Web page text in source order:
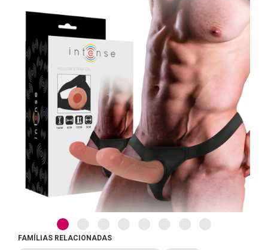
FAMÍLIAS RELACIONADAS